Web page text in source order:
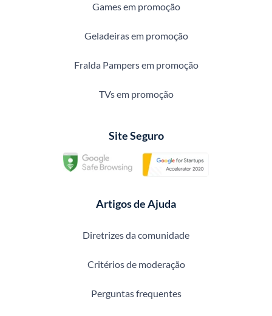
Games em promoção
Geladeiras em promoção
Fralda Pampers em promoção
TVs em promoção
Site Seguro
Artigos de Ajuda
Diretrizes da comunidade
Critérios de moderação
Perguntas frequentes